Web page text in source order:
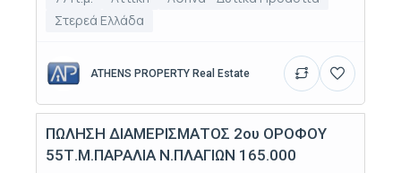
Στερεά Ελλάδα
ATHENS PROPERTY Real Estate
Πώληση
ΠΩΛΗΣΗ ΔΙΑΜΕΡΙΣΜΑΤΟΣ 2ου ΟΡΟΦΟΥ
55Τ.Μ.ΠΑΡΑΛΙΑ Ν.ΠΛΑΓΙΩΝ 165.000